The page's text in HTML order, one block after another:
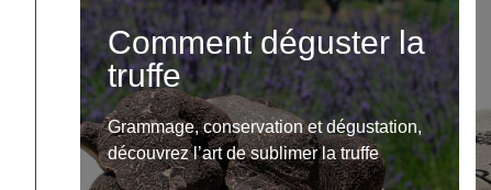
Comment déguster la
truffe
Grammage, conservation et dégustation,
découvrez l’art de sublimer la truffe